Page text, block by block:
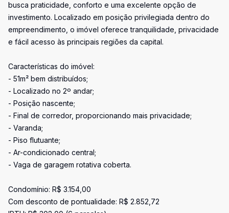
busca praticidade, conforto e uma excelente opção de
investimento. Localizado em posição privilegiada dentro do
empreendimento, o imóvel oferece tranquilidade, privacidade
e fácil acesso às principais regiões da capital.
Características do imóvel:
- 51m² bem distribuídos;
- Localizado no 2º andar;
- Posição nascente;
- Final de corredor, proporcionando mais privacidade;
- Varanda;
- Piso flutuante;
- Ar-condicionado central;
- Vaga de garagem rotativa coberta.
Condomínio: R$ 3.154,00
Com desconto de pontualidade: R$ 2.852,72